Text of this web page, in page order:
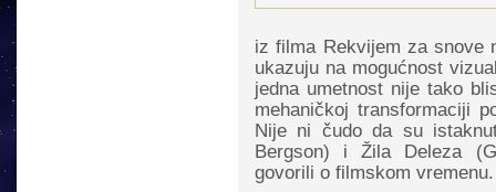
iz filma Rekvijem za snove
ukazuju na mogućnost
jedna umetnost nije tako
mehaničkoj transformaciji
Nije ni čudo da su
Bergson) i Žila Deleza
govorili o filmskom vremenu.